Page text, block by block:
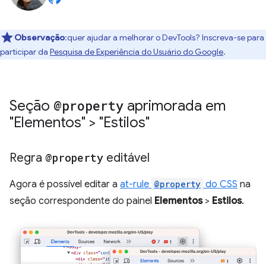
Observação:quer ajudar a melhorar o DevTools? Inscreva-se para
participar da Pesquisa de Experiência do Usuário do Google.
Seção @property aprimorada em
"Elementos" > "Estilos"
Regra @property editável
Agora é possível editar a at-rule @property do CSS na
seção correspondente do painel Elementos> Estilos.